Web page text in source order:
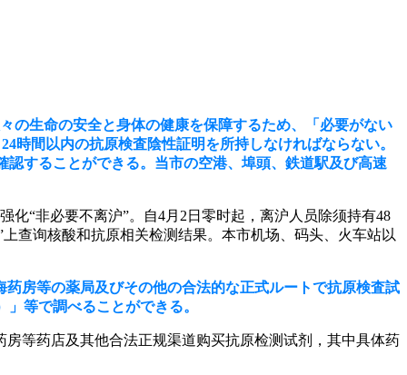
の生命の安全と身体の健康を保障するため、「必要がない
時間以内の抗原検査陰性証明を所持しなければならない。
することができる。当市の空港、埠頭、鉄道駅及び高速
“非必要不离沪”。自4月2日零时起，离沪人员除须持有48
查询核酸和抗原相关检测结果。本市机场、码头、火车站以
房等の薬局及びその他の合法的な正式ルートで抗原検査試
等で調べることができる。
等药店及其他合法正规渠道购买抗原检测试剂，其中具体药